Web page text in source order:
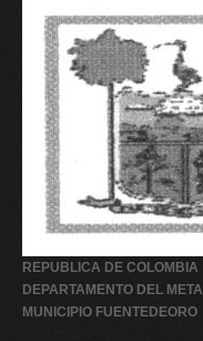
REPUBLICA DE COLOMBIA
DEPARTAMENTO DEL META
MUNICIPIO FUENTEDEORO